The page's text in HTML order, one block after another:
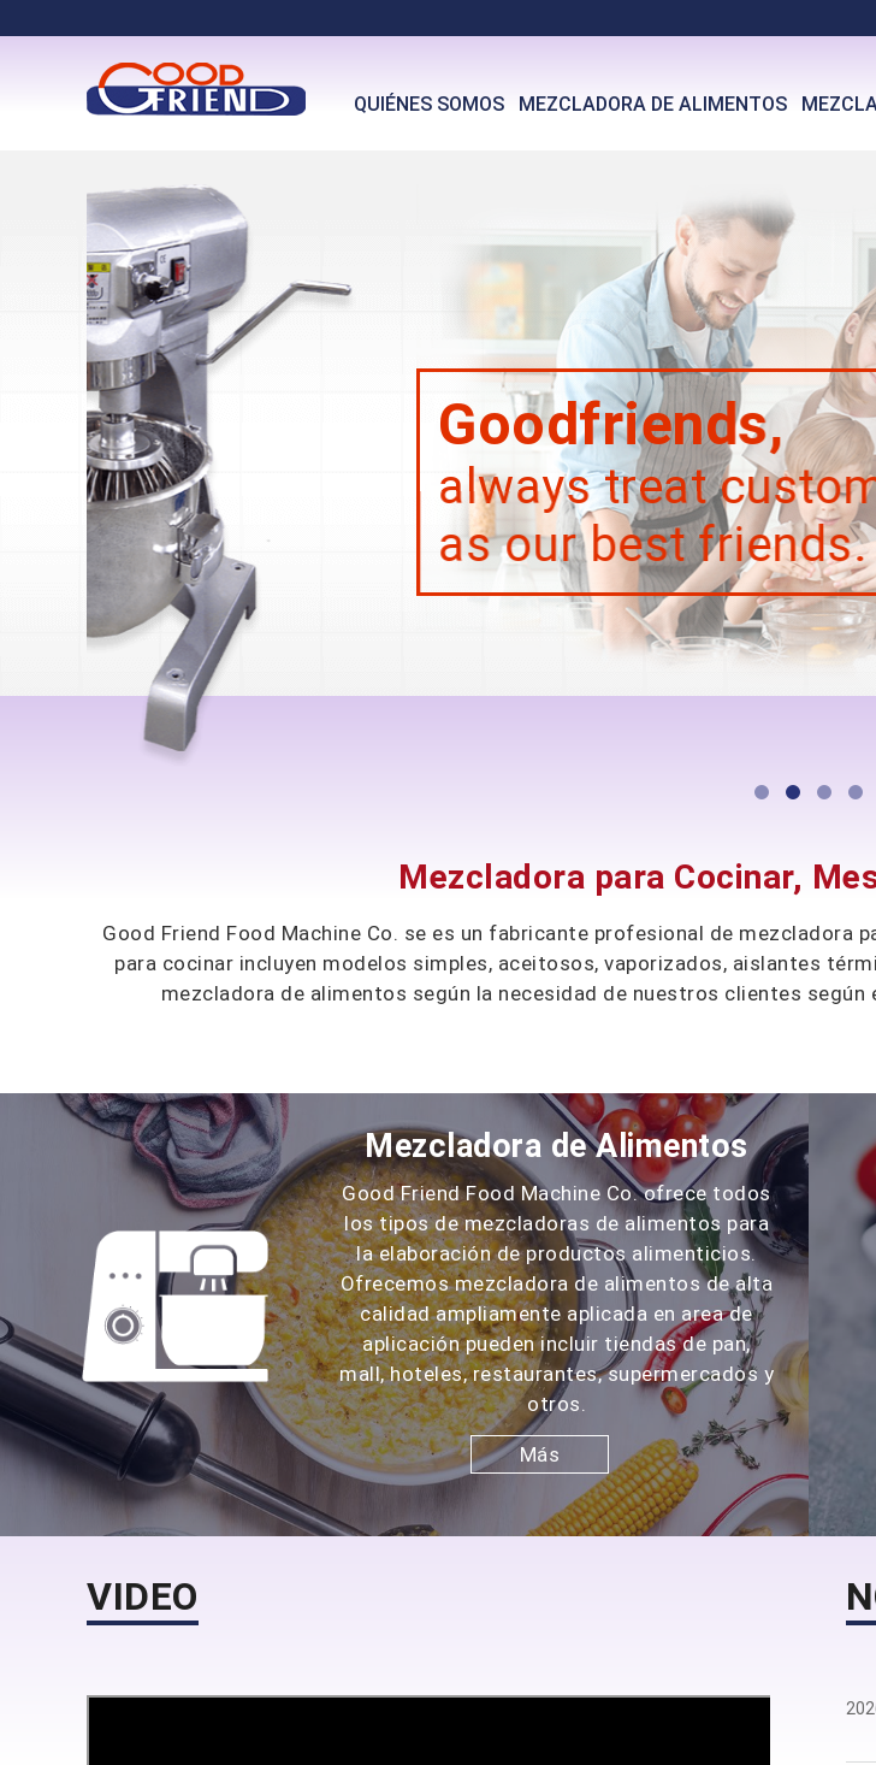
QUIÉNES SOMOS MEZCLADORA DE ALIMENTOS
Goodfriends,
always treat customers
as our best friends.
GF-50M
Mezcladora para Cocinar,
Good Friend Food Machine Co. se es un fabricante profesional de mezcladora
para cocinar incluyen modelos simples, aceitosos, vaporizados, aislantes
mezcladora de alimentos según la necesidad de nuestros clientes
Mezcladora de Alimentos
Good Friend Food Machine Co. ofrece todos
los tipos de mezcladoras de alimentos para
la elaboración de productos alimenticios.
Ofrecemos mezcladora de alimentos de alta
calidad ampliamente aplicada en area de
aplicación pueden incluir tiendas de pan,
mall, hoteles, restaurantes, supermercados y
otros.
Más
VIDEO